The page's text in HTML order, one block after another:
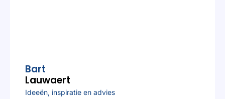
Bart
Lauwaert
Ideeën, inspiratie en advies